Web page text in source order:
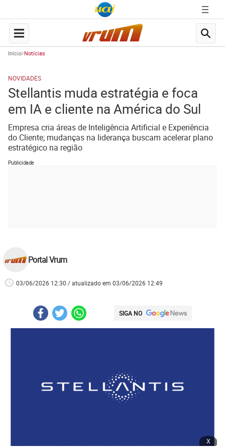
Início Notícias
NOVIDADES
Stellantis muda estratégia e foca
em IA e cliente na América do Sul
Empresa cria áreas de Inteligência Artificial e Experiência
do Cliente; mudanças na liderança buscam acelerar plano
estratégico na região
Publicidade
Portal Vrum
03/06/2026 12:30 / atualizado em 03/06/2026 12:49
SIGA NO
x